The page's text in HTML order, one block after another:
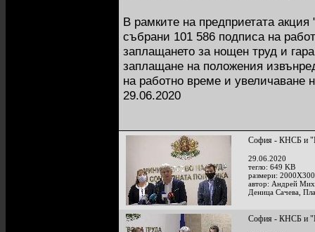
В рамките на предприетата
събрани 101 586 подписа на
заплащането за нощен труд и
заплащане на положения
на работно време и увеличаване
29.06.2020
София - КНСБ и
29.06.2020
тегло: 649 KB
размери:
автор: Андрей
Деница Сачева,
София - КНСБ и